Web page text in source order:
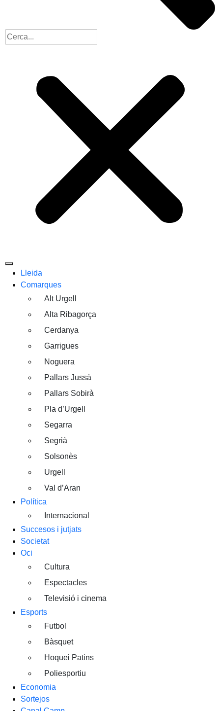
Lleida
Comarques
Alt Urgell
Alta Ribagorça
Cerdanya
Garrigues
Noguera
Pallars Jussà
Pallars Sobirà
Pla d’Urgell
Segarra
Segrià
Solsonès
Urgell
Val d’Aran
Política
Internacional
Succesos i jutjats
Societat
Oci
Cultura
Espectacles
Televisió i cinema
Esports
Futbol
Bàsquet
Hoquei Patins
Poliesportiu
Economia
Sortejos